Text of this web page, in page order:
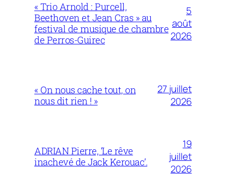
« Trio Arnold : Purcell,
Beethoven et Jean Cras » au
festival de musique de chambre
de Perros-Guirec
5
août
2026
« On nous cache tout, on
nous dit rien ! »
27 juillet
2026
ADRIAN Pierre, ‘Le rêve
inachevé de Jack Kerouac’.
19
juillet
2026